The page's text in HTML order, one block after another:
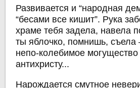
Развивается и “народная
“бесами все кишит”. Рука
храме тебя задела, навела
ты яблочко, помнишь, съела
непо-колебимое могущество
антихристу...
Нарождается смутное